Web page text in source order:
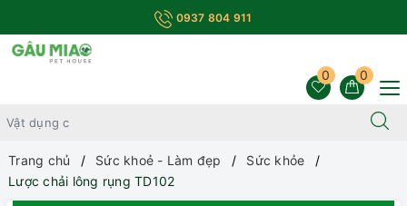
0937 804 911
0
0
Trang chủ Sức khoẻ - Làm đẹp
Sức khỏe
Lược chải lông rụng TD102